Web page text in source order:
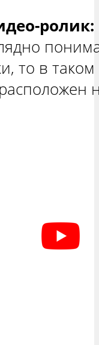
ролик:
то в